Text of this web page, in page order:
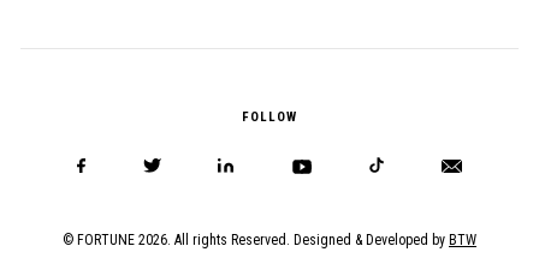
FOLLOW
© FORTUNE 2026. All rights Reserved. Designed & Developed by BTW